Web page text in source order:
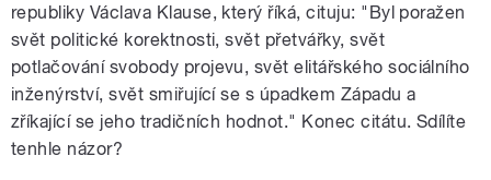
republiky Václava Klause, který říká, cituju: "Byl poražen
svět politické korektnosti, svět přetvářky, svět
potlačování svobody projevu, svět elitářského sociálního
inženýrství, svět smiřující se s úpadkem Západu a
zříkající se jeho tradičních hodnot." Konec citátu. Sdílíte
tenhle názor?